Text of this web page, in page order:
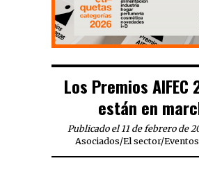
Los Premios AIFEC
están en
Publicado el 11 de febrero de
Asociados/El sector/Eventos